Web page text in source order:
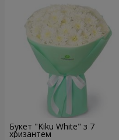
Букет "Kiku White" з 7
хризантем